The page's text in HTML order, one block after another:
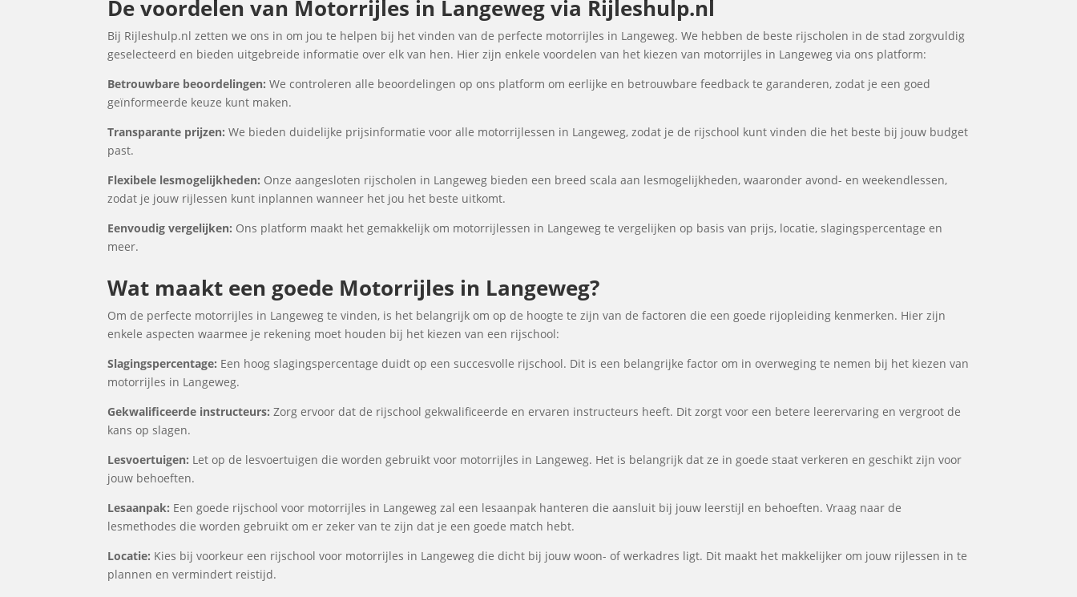
De voordelen van Motorrijles in Langeweg via Rijleshulp.nl
Bij Rijleshulp.nl zetten we ons in om jou te helpen bij het vinden van de perfecte motorrijles in Langeweg. We hebben de beste rijscholen in de stad zorgvuldig
geselecteerd en bieden uitgebreide informatie over elk van hen. Hier zijn enkele voordelen van het kiezen van motorrijles in Langeweg via ons platform:
Betrouwbare beoordelingen: We controleren alle beoordelingen op ons platform om eerlijke en betrouwbare feedback te garanderen, zodat je een goed
geïnformeerde keuze kunt maken.
Transparante prijzen: We bieden duidelijke prijsinformatie voor alle motorrijlessen in Langeweg, zodat je de rijschool kunt vinden die het beste bij jouw budget
past.
Flexibele lesmogelijkheden: Onze aangesloten rijscholen in Langeweg bieden een breed scala aan lesmogelijkheden, waaronder avond- en weekendlessen,
zodat je jouw rijlessen kunt inplannen wanneer het jou het beste uitkomt.
Eenvoudig vergelijken: Ons platform maakt het gemakkelijk om motorrijlessen in Langeweg te vergelijken op basis van prijs, locatie, slagingspercentage en
meer.
Wat maakt een goede Motorrijles in Langeweg?
Om de perfecte motorrijles in Langeweg te vinden, is het belangrijk om op de hoogte te zijn van de factoren die een goede rijopleiding kenmerken. Hier zijn
enkele aspecten waarmee je rekening moet houden bij het kiezen van een rijschool:
Slagingspercentage: Een hoog slagingspercentage duidt op een succesvolle rijschool. Dit is een belangrijke factor om in overweging te nemen bij het kiezen van
motorrijles in Langeweg.
Gekwalificeerde instructeurs: Zorg ervoor dat de rijschool gekwalificeerde en ervaren instructeurs heeft. Dit zorgt voor een betere leerervaring en vergroot de
kans op slagen.
Lesvoertuigen: Let op de lesvoertuigen die worden gebruikt voor motorrijles in Langeweg. Het is belangrijk dat ze in goede staat verkeren en geschikt zijn voor
jouw behoeften.
Lesaanpak: Een goede rijschool voor motorrijles in Langeweg zal een lesaanpak hanteren die aansluit bij jouw leerstijl en behoeften. Vraag naar de
lesmethodes die worden gebruikt om er zeker van te zijn dat je een goede match hebt.
Locatie: Kies bij voorkeur een rijschool voor motorrijles in Langeweg die dicht bij jouw woon- of werkadres ligt. Dit maakt het makkelijker om jouw rijlessen in te
plannen en vermindert reistijd.